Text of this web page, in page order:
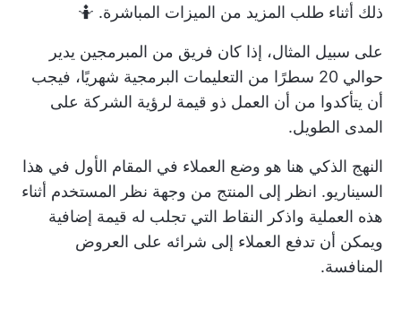
ذلك أثناء طلب المزيد من الميزات المباشرة. 🤷
على سبيل المثال، إذا كان فريق من المبرمجين يدير
حوالي 20 سطرًا من التعليمات البرمجية شهريًا، فيجب
أن يتأكدوا من أن العمل ذو قيمة لرؤية الشركة على
المدى الطويل.
النهج الذكي هنا هو وضع العملاء في المقام الأول في هذا
السيناريو. انظر إلى المنتج من وجهة نظر المستخدم أثناء
هذه العملية واذكر النقاط التي تجلب له قيمة إضافية
ويمكن أن تدفع العملاء إلى شرائه على العروض
المنافسة.